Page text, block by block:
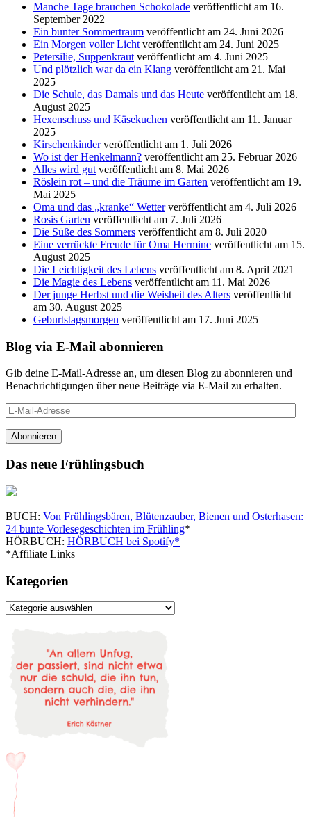
Manche Tage brauchen Schokolade veröffentlicht am 16.
September 2022
Ein bunter Sommertraum veröffentlicht am 24. Juni 2026
Ein Morgen voller Licht veröffentlicht am 24. Juni 2025
Petersilie, Suppenkraut veröffentlicht am 4. Juni 2025
Und plötzlich war da ein Klang veröffentlicht am 21. Mai
2025
Die Schule, das Damals und das Heute veröffentlicht am 18.
August 2025
Hexenschuss und Käsekuchen veröffentlicht am 11. Januar
2025
Kirschenkinder veröffentlicht am 1. Juli 2026
Wo ist der Henkelmann? veröffentlicht am 25. Februar 2026
Alles wird gut veröffentlicht am 8. Mai 2026
Röslein rot – und die Träume im Garten veröffentlicht am 19.
Mai 2025
Oma und das „kranke“ Wetter veröffentlicht am 4. Juli 2026
Rosis Garten veröffentlicht am 7. Juli 2026
Die Süße des Sommers veröffentlicht am 8. Juli 2020
Eine verrückte Freude für Oma Hermine veröffentlicht am 15.
August 2025
Die Leichtigkeit des Lebens veröffentlicht am 8. April 2021
Die Magie des Lebens veröffentlicht am 11. Mai 2026
Der junge Herbst und die Weisheit des Alters veröffentlicht
am 30. August 2025
Geburtstagsmorgen veröffentlicht am 17. Juni 2025
Blog via E-Mail abonnieren
Gib deine E-Mail-Adresse an, um diesen Blog zu abonnieren und
Benachrichtigungen über neue Beiträge via E-Mail zu erhalten.
E-
Mail-
Adresse
Abonnieren
Das neue Frühlingsbuch
BUCH: Von Frühlingsbären, Blütenzauber, Bienen und Osterhasen:
24 bunte Vorlesegeschichten im Frühling*
HÖRBUCH: HÖRBUCH bei Spotify*
*Affiliate Links
Kategorien
Kategorien